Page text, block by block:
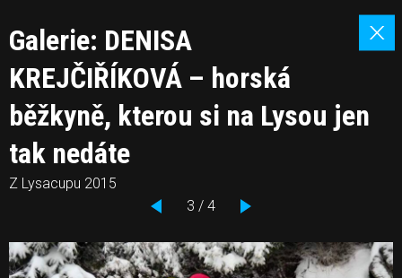
Galerie: DENISA
KREJČIŘÍKOVÁ – horská
běžkyně, kterou si na Lysou jen
tak nedáte
Z Lysacupu 2015
3 / 4